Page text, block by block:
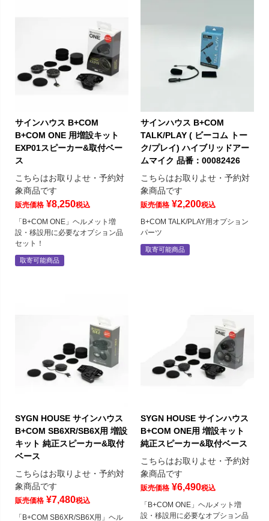
サインハウス B+COM
B+COM ONE 用増設キット
EXP01スピーカー&取付ベー
ス
こちらはお取りよせ・予約対
象商品です
販売価格 ¥8,250税込
「B+COM ONE」ヘルメット増
設・移設用に必要なオプション品
セット！
取寄可能商品
サインハウス B+COM
TALK/PLAY ( ビーコム トー
ク/プレイ) ハイブリッドアー
ムマイク 品番：00082426
こちらはお取りよせ・予約対
象商品です
販売価格 ¥2,200税込
B+COM TALK/PLAY用オプション
パーツ
取寄可能商品
SYGN HOUSE サインハウス
B+COM SB6XR/SB6X用 増設
キット 純正スピーカー&取付
ベース
こちらはお取りよせ・予約対
象商品です
販売価格 ¥7,480税込
「B+COM SB6XR/SB6X用」ヘル
SYGN HOUSE サインハウス
B+COM ONE用 増設キット
純正スピーカー&取付ベース
こちらはお取りよせ・予約対
象商品です
販売価格 ¥6,490税込
「B+COM ONE」ヘルメット増
設・移設用に必要なオプション品